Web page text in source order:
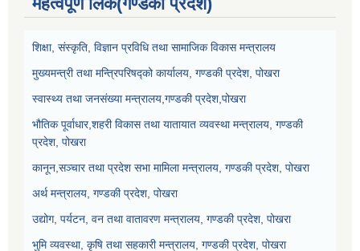
शिक्षा, संस्कृति, विज्ञान प्रविधि तथा सामाजिक विकास मन्त्रालय
मुख्यमन्त्री तथा मन्त्रिपरिषद्को कार्यालय, गण्डकी प्रदेश, पोखरा
स्वास्थ्य तथा जनसंख्या मन्त्रालय,गण्डकी प्रदेश,पोखरा
भौतिक पूर्वाधार,शहरी विकास तथा यातायात व्यवस्था मन्त्रालय, गण्डकी
प्रदेश, पोखरा
कानून,सञ्चार तथा प्रदेश सभा मामिला मन्त्रालय, गण्डकी प्रदेश, पोखरा
अर्थ मन्त्रालय, गण्डकी प्रदेश, पोखरा
उद्योग, पर्यटन, वन तथा वातावरण मन्त्रालय, गण्डकी प्रदेश, पोखरा
भुमि व्यवस्था, कृषि तथा सहकारी मन्त्रालय, गण्डकी प्रदेश, पोखरा